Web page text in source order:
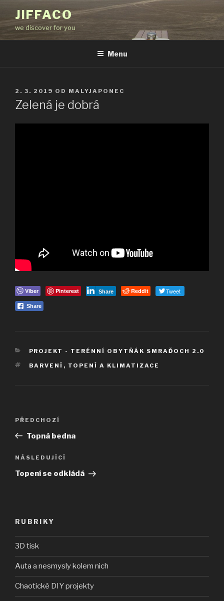
obsahu
webu
JIFFACO
we discover for you
Menu
PUBLIKOVÁNO
2. 3. 2019 OD MALYJAPONEC
Zelená je dobrá
Viber Pinterest Share Reddit Tweet
Share
RUBRIKY
PROJEKT - TERÉNNÍ OBYTŇÁK SMRAĎOCH 2.0
ŠTÍTKY
BARVENÍ , TOPENÍ A KLIMATIZACE
Navigace
příspěvek
Předchozí
příspěvek
PŘEDCHOZÍ
Topná bedna
Následující
příspěvek
NÁSLEDUJÍCÍ
Topení se odkládá
RUBRIKY
3D tisk
Auta a nesmysly kolem nich
Chaotické DIY projekty